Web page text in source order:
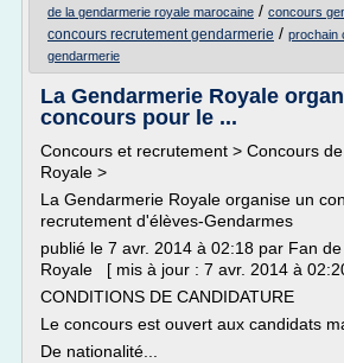
de la gendarmerie royale marocaine / concours
concours recrutement gendarmerie / prochain
gendarmerie
La Gendarmerie Royale
concours pour le ...
Concours et recrutement > Concours
Royale >
La Gendarmerie Royale organise un
recrutement d'élèves-Gendarmes
publié le 7 avr. 2014 à 02:18 par Fan
Royale [ mis à jour : 7 avr. 2014 à
CONDITIONS DE CANDIDATURE
Le concours est ouvert aux candidats
De nationalité...